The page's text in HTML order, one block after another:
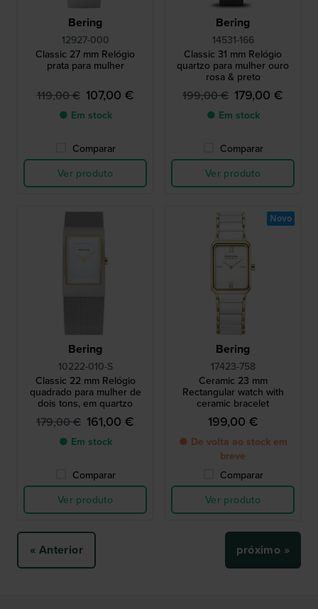
Bering
12927-000
Classic 27 mm Relógio
prata para mulher
119,00 € 107,00 €
● Em stock
Comparar
Ver produto
Bering
14531-166
Classic 31 mm Relógio
quartzo para mulher ouro
rosa & preto
199,00 € 179,00 €
● Em stock
Comparar
Ver produto
Bering
10222-010-S
Classic 22 mm Relógio
quadrado para mulher de
dois tons, em quartzo
179,00 € 161,00 €
● Em stock
Comparar
Ver produto
Bering
17423-758
Ceramic 23 mm
Rectangular watch with
ceramic bracelet
199,00 €
● De volta ao stock em
breve
Comparar
Ver produto
Novo
« Anterior próximo »